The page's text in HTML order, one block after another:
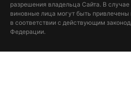
разрешения владельца Сайта. В
виновные лица могут быть привлечены
в соответствии с действующим
Федерации.